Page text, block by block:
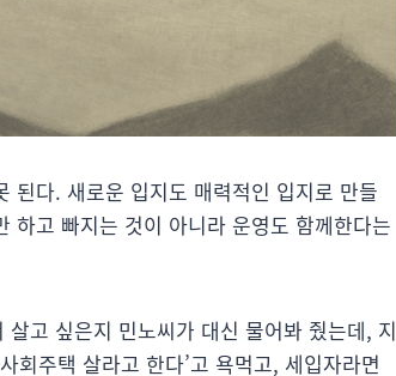
된다. 새로운 입지도 매력적인 입지로 만들
하고 빠지는 것이 아니라 운영도 함께한다는
고 싶은지 민노씨가 대신 물어봐 줬는데, 지
회주택 살라고 한다’고 욕먹고, 세입자라면